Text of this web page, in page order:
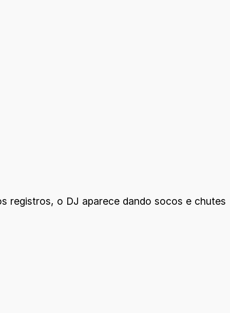
registros, o DJ aparece dando socos e chutes